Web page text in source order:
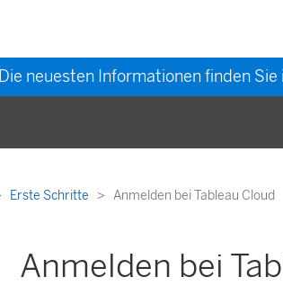
Die neuesten Informationen finden Sie
Erste Schritte Anmelden bei Tableau Cloud
Anmelden bei